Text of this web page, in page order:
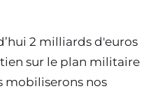
2 milliards d'euros
sur le plan militaire
mobiliserons nos